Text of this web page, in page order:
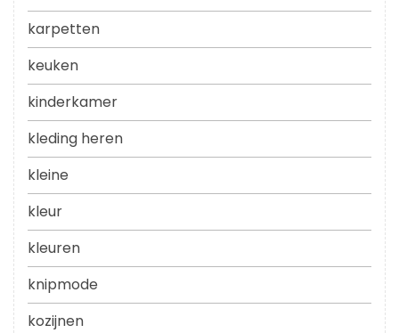
karpetten
keuken
kinderkamer
kleding heren
kleine
kleur
kleuren
knipmode
kozijnen